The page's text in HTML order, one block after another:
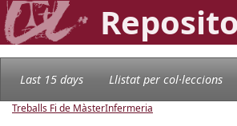
Last 15 days Llistat per col·leccions
Treballs Fi de MàsterInfermeria